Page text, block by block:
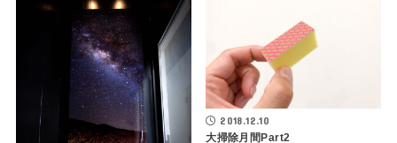
2018.12.10
大掃除月間Part2